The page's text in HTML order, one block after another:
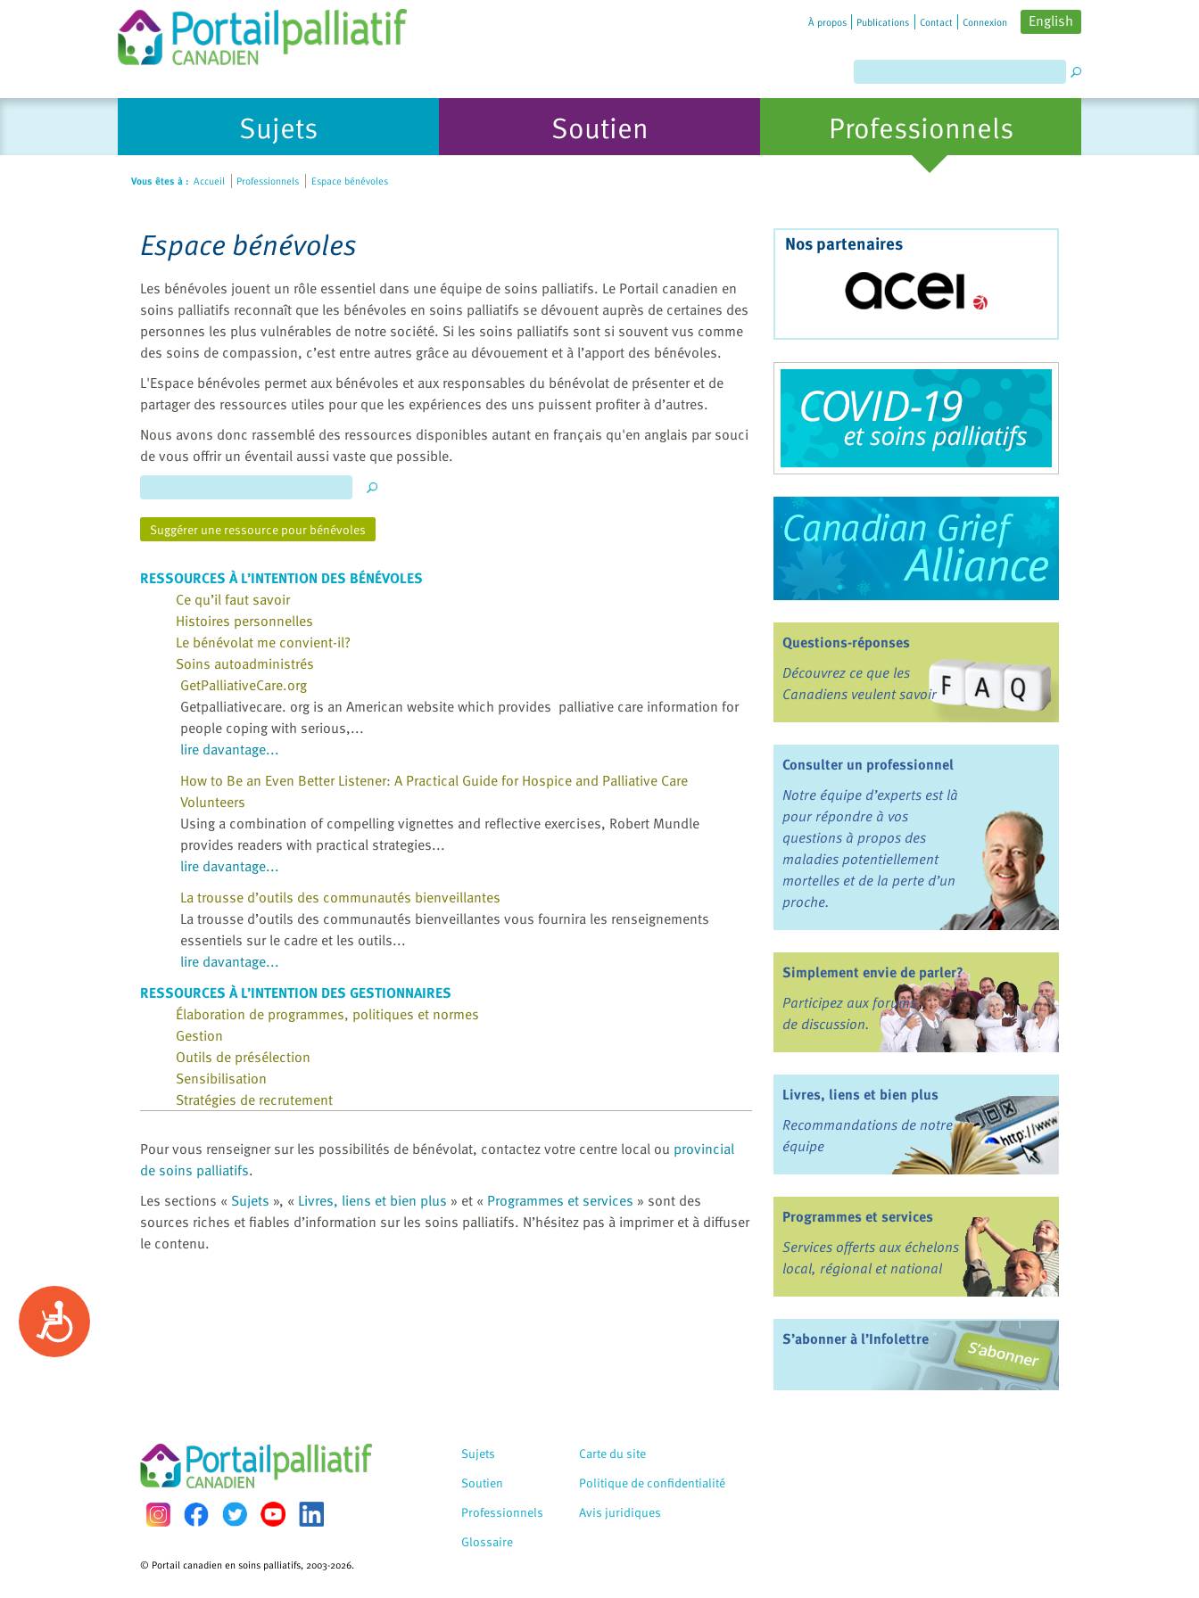
Accessibility
Please
À propos Publications Contact Connexion English
Sujets Soutien Professionnels
Vous êtes à : Accueil Professionnels Espace bénévoles
Espace bénévoles
Les bénévoles jouent un rôle essentiel dans une équipe de soins palliatifs. Le Portail canadien en
soins palliatifs reconnaît que les bénévoles en soins palliatifs se dévouent auprès de certaines des
personnes les plus vulnérables de notre société. Si les soins palliatifs sont si souvent vus comme
des soins de compassion, c’est entre autres grâce au dévouement et à l’apport des bénévoles.
L'Espace bénévoles permet aux bénévoles et aux responsables du bénévolat de présenter et de
partager des ressources utiles pour que les expériences des uns puissent profiter à d’autres.
Nous avons donc rassemblé des ressources disponibles autant en français qu'en anglais par souci
de vous offrir un éventail aussi vaste que possible.
Suggérer une ressource pour bénévoles
RESSOURCES À L’INTENTION DES BÉNÉVOLES
Ce qu’il faut savoir
Histoires personnelles
Le bénévolat me convient-il?
Soins autoadministrés
GetPalliativeCare.org
Getpalliativecare. org is an American website which provides palliative care information for
people coping with serious,...
lire davantage...
How to Be an Even Better Listener: A Practical Guide for Hospice and Palliative Care
Volunteers
Using a combination of compelling vignettes and reflective exercises, Robert Mundle
provides readers with practical strategies...
lire davantage...
La trousse d’outils des communautés bienveillantes
La trousse d’outils des communautés bienveillantes vous fournira les renseignements
essentiels sur le cadre et les outils...
lire davantage...
RESSOURCES À L’INTENTION DES GESTIONNAIRES
Élaboration de programmes, politiques et normes
Gestion
Outils de présélection
Sensibilisation
Stratégies de recrutement
Pour vous renseigner sur les possibilités de bénévolat, contactez votre centre local ou provincial
de soins palliatifs.
Les sections « Sujets », « Livres, liens et bien plus » et « Programmes et services » sont des
sources riches et fiables d’information sur les soins palliatifs. N’hésitez pas à imprimer et à diffuser
le contenu.
Nos partenaires
Questions-réponses
Découvrez ce que les
Canadiens veulent savoir
Consulter un professionnel
Notre équipe d’experts est là
pour répondre à vos
questions à propos des
maladies potentiellement
mortelles et de la perte d’un
proche.
Simplement envie de parler?
Participez aux forums
de discussion.
Livres, liens et bien plus
Recommandations de notre
équipe
Programmes et services
Services offerts aux échelons
local, régional et national
S’abonner à l’Infolettre
Sujets
Soutien
Professionnels
Glossaire
© Portail canadien en soins palliatifs, 2003-2026.
Carte du site
Politique de confidentialité
Avis juridiques